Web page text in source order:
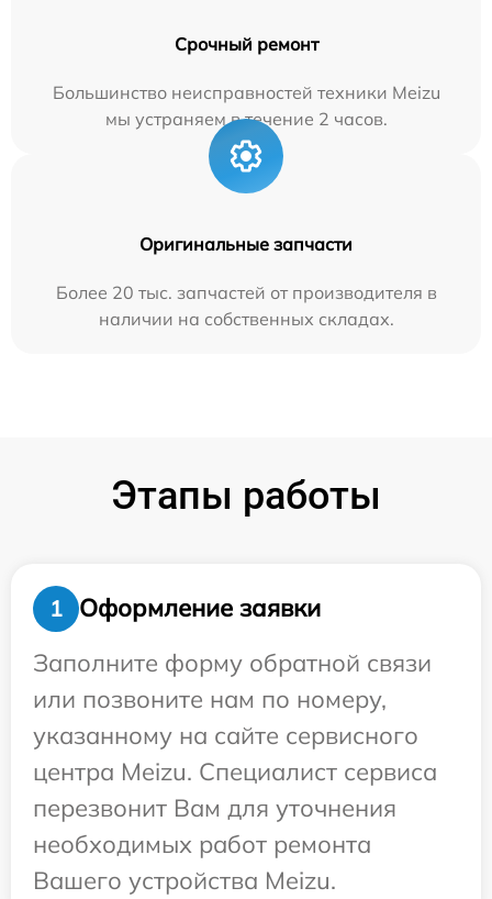
Срочный ремонт
Большинство неисправностей техники Meizu
мы устраняем в течение 2 часов.
Оригинальные запчасти
Более 20 тыс. запчастей от производителя в
наличии на собственных складах.
Этапы работы
1
Оформление заявки
Заполните форму обратной связи
или позвоните нам по номеру,
указанному на сайте сервисного
центра Meizu. Специалист сервиса
перезвонит Вам для уточнения
необходимых работ ремонта
Вашего устройства Meizu.